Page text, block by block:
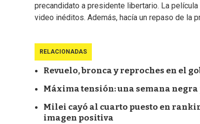
precandidato a presidente libertario. La
video inéditos. Además, hacía un repaso de la
RELACIONADAS
Revuelo, bronca y reproches en el
Máxima tensión: una semana
Milei cayó al cuarto puesto en
imagen positiva